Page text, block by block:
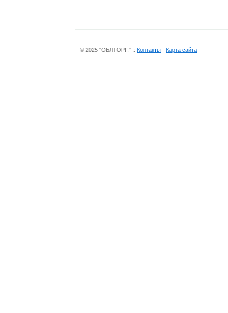
© 2025 "ОБЛТОРГ." :: Контакты Карта сайта